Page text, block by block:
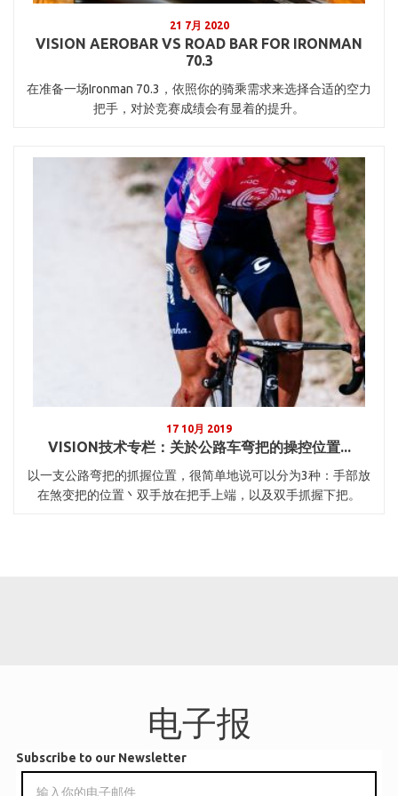
21 7月 2020
VISION AEROBAR VS ROAD BAR FOR IRONMAN
70.3
在准备一场Ironman 70.3，依照你的骑乘需求来选择合适的空力
把手，对於竞赛成绩会有显着的提升。
17 10月 2019
VISION技术专栏：关於公路车弯把的操控位置...
以一支公路弯把的抓握位置，很简单地说可以分为3种：手部放
在煞变把的位置丶双手放在把手上端，以及双手抓握下把。
电子报
Subscribe to our Newsletter